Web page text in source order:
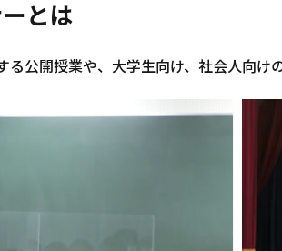
とは
公開授業や、大学生向け、社会人向け